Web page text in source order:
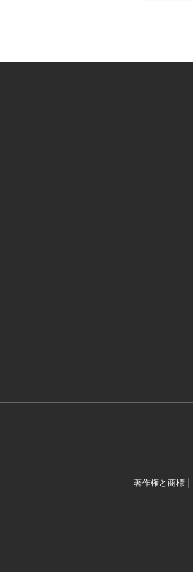
著作権と商標 |